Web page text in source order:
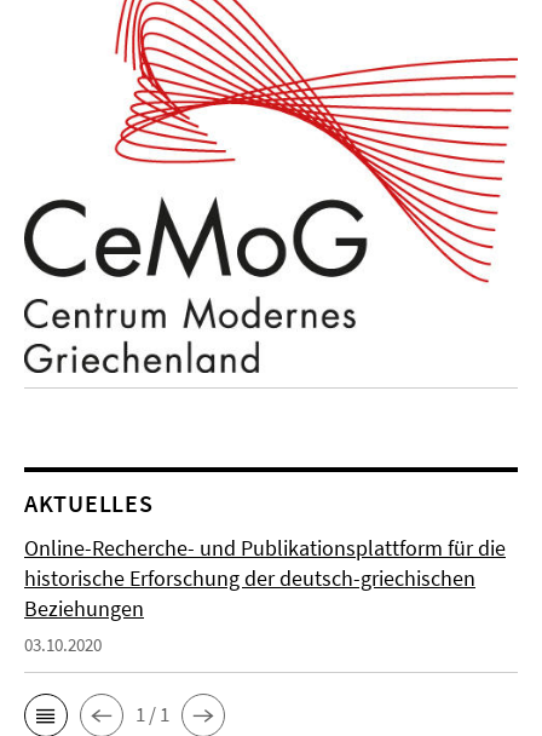
AKTUELLES
Online-Recherche- und Publikationsplattform für die
historische Erforschung der deutsch-griechischen
Beziehungen
03.10.2020
1 / 1